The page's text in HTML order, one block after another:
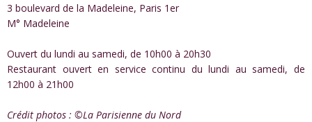
3 boulevard de la Madeleine, Paris 1er
M° Madeleine
Ouvert du lundi au samedi, de 10h00 à 20h30
Restaurant ouvert en service continu du lundi au samedi, de
12h00 à 21h00
Crédit photos : ©La Parisienne du Nord